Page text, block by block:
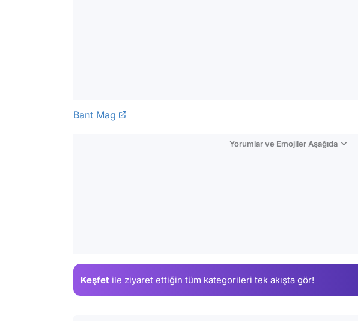
Bant Mag
Yorumlar ve Emojiler Aşağıda
Keşfet ile ziyaret ettiğin tüm kategorileri tek akışta gör!